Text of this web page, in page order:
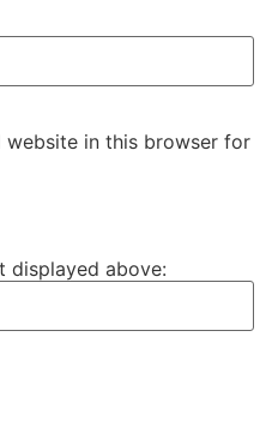
website in this browser for
displayed above: